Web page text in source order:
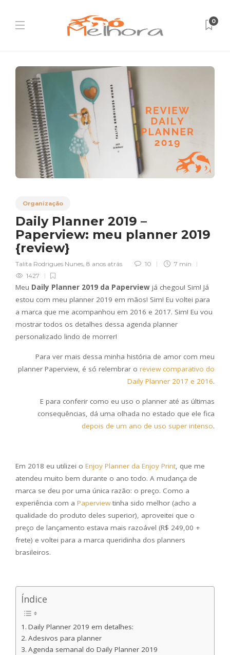
0
Organização
Daily Planner 2019 –
Paperview: meu planner 2019
{review}
Talita Rodrigues Nunes, 8 anos atrás 10
7 min
1427
Meu Daily Planner 2019 da Paperview já chegou! Sim! Já
estou com meu planner 2019 em mãos! Sim! Eu voltei para
a marca que me acompanhou em 2016 e 2017. Sim! Eu vou
mostrar todos os detalhes dessa agenda planner
personalizado lindo de morrer!
Para ver mais dessa minha história de amor com meu
planner Paperview, é só relembrar o review comparativo do
Daily Planner 2017 e 2016.
E para conferir como eu uso o planner até as últimas
consequências, dá uma olhada no estado que ele fica
depois de um ano de uso super intenso.
Em 2018 eu utilizei o Enjoy Planner da Enjoy Print, que me
atendeu muito bem durante o ano todo. A mudança de
marca se deu por uma única razão: o preço. Como a
experiência com a Paperviewtinha sido melhor (acho a
qualidade do produto deles superior), aproveitei que o
preço de lançamento estava mais razoável (R$ 249,00 +
frete) e voltei para a marca queridinha dos planners
brasileiros.
Índice
Daily Planner 2019 em detalhes:
Adesivos para planner
Agenda semanal do Daily Planner 2019